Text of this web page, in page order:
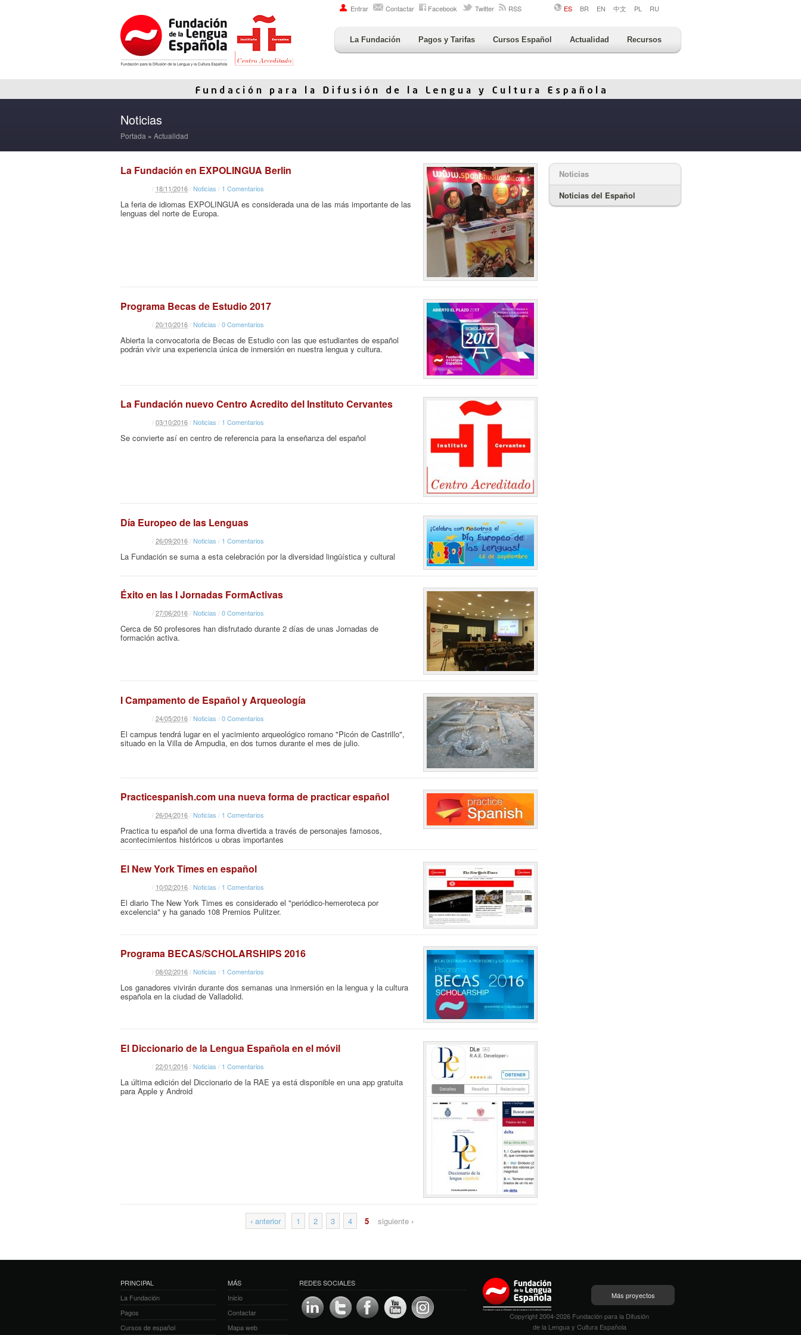
Entrar Contactar Facebook Twitter RSS ES BR EN 中文 PL RU
La Fundación Pagos y Tarifas Cursos Español Actualidad Recursos
Noticias
Portada » Actualidad
La Fundación en EXPOLINGUA Berlin
/ 18/11/2016/Noticias / 1 Comentarios
La feria de idiomas EXPOLINGUA es considerada una de las más importante de las
lenguas del norte de Europa.
Programa Becas de Estudio 2017
/20/10/2016/Noticias /0 Comentarios
Abierta la convocatoria de Becas de Estudio con las que estudiantes de español
podrán vivir una experiencia única de inmersión en nuestra lengua y cultura.
La Fundación nuevo Centro Acredito del Instituto Cervantes
/03/10/2016/Noticias / 1 Comentarios
Se convierte así en centro de referencia para la enseñanza del español
Día Europeo de las Lenguas
/26/09/2016/Noticias / 1 Comentarios
La Fundación se suma a esta celebración por la diversidad lingüística y cultural
Éxito en las I Jornadas FormActivas
/27/06/2016/Noticias /0 Comentarios
Cerca de 50 profesores han disfrutado durante 2 días de unas Jornadas de
formación activa.
I Campamento de Español y Arqueología
/24/05/2016/Noticias /0 Comentarios
El campus tendrá lugar en el yacimiento arqueológico romano "Picón de Castrillo",
situado en la Villa de Ampudia, en dos turnos durante el mes de julio.
Practicespanish.com una nueva forma de practicar español
/26/04/2016/Noticias / 1 Comentarios
Practica tu español de una forma divertida a través de personajes famosos,
acontecimientos históricos u obras importantes
El New York Times en español
/ 10/02/2016/Noticias / 1 Comentarios
El diario The New York Times es considerado el "periódico-hemeroteca por
excelencia" y ha ganado 108 Premios Pulitzer.
Programa BECAS/SCHOLARSHIPS 2016
/08/02/2016/Noticias / 1 Comentarios
Los ganadores vivirán durante dos semanas una inmersión en la lengua y la cultura
española en la ciudad de Valladolid.
El Diccionario de la Lengua Española en el móvil
/22/01/2016/Noticias / 1 Comentarios
La última edición del Diccionario de la RAE ya está disponible en una app gratuita
para Apple y Android
‹ anterior 1 2 3 4 5 siguiente ›
Noticias
Noticias del Español
PRINCIPAL
La Fundación
Pagos
Cursos de español
MÁS
Inicio
Contactar
Mapa web
REDES SOCIALES
Más proyectos
Copyright 2004-2026 Fundación para la Difusión
de la Lengua y Cultura Española